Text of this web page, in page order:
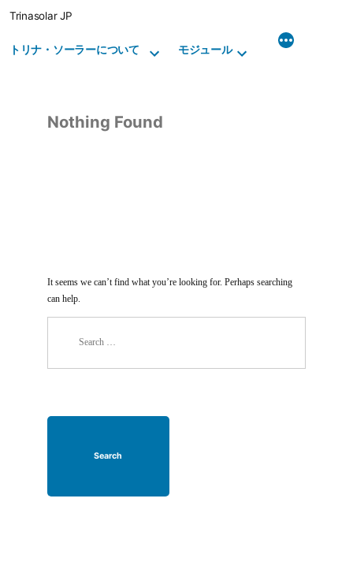
Trinasolar JP
トリナ・ソーラーについて モジュール
Nothing Found
It seems we can’t find what you’re looking for. Perhaps searching
can help.